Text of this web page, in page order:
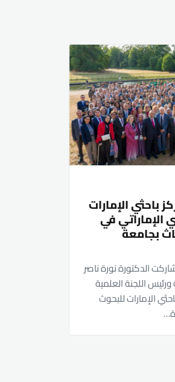
باحثي الإمارات
الإماراتي في
بجامعة
22 يوليو 2026 شاركت الدكتورة نورة ناصر
اللجنة العلمية
الإمارات للبحوث